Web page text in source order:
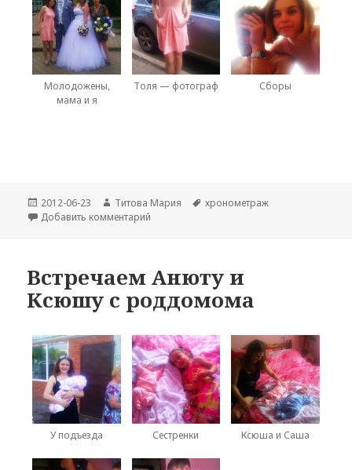
Молодожены,
мама и я
Толя — фотограф Сборы
Опубликовано
2012-06-23 Автор
Титова Мария Метки
хронометраж
Добавить комментарий
Встречаем Анюту и
Ксюшу с роддомома
У подъезда Сестренки Ксюша и Саша